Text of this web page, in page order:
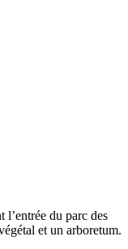
l’entrée du parc des
et un arboretum.